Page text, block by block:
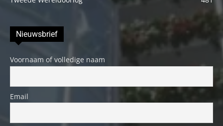
Nieuwsbrief
Voornaam of volledige naam
Email